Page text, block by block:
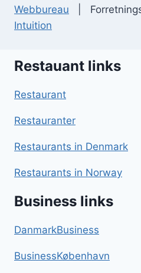
Webbureau |
Intuition
Restauant links
Restaurant
Restauranter
Restaurants in Denmark
Restaurants in Norway
Business links
DanmarkBusiness
BusinessKøbenhavn